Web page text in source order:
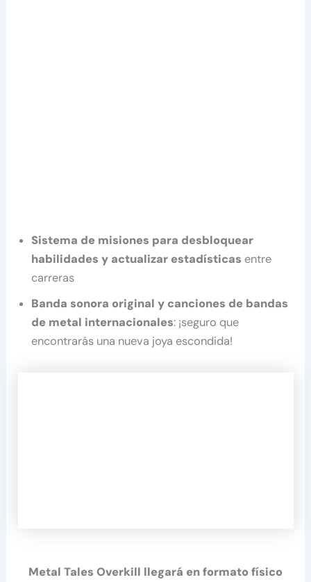
Sistema de misiones para desbloquear
habilidades y actualizar estadísticas entre
carreras
Banda sonora original y canciones de bandas
de metal internacionales: ¡seguro que
encontrarás una nueva joya escondida!
Metal Tales Overkill llegará en formato físico